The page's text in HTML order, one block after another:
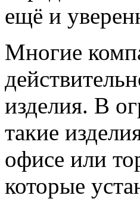
ещё и
Многие
изделия. В
такие
офисе или
которые